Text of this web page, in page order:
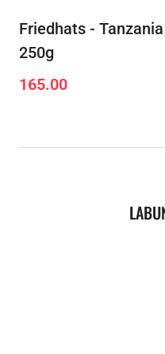
Friedhats -
250g
Cena:
165.00
Pomiń karuzelę